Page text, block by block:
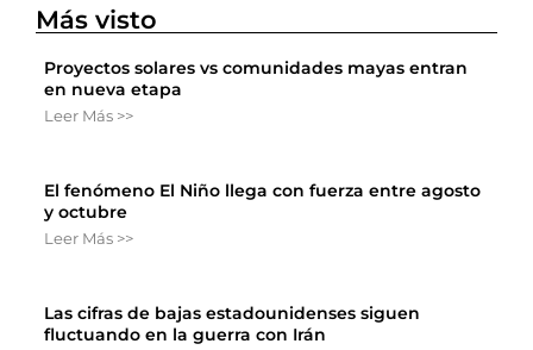
Más visto
Proyectos solares vs comunidades mayas entran
en nueva etapa
Leer Más >>
El fenómeno El Niño llega con fuerza entre agosto
y octubre
Leer Más >>
Las cifras de bajas estadounidenses siguen
fluctuando en la guerra con Irán